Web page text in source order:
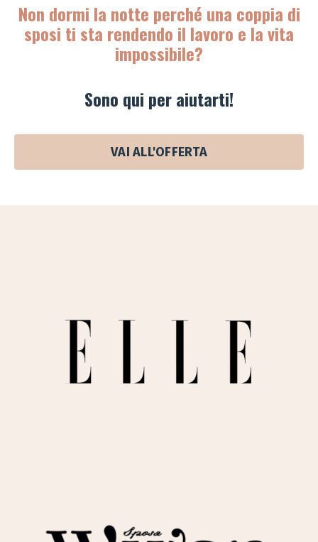
Non dormi la notte perché una coppia di
sposi ti sta rendendo il lavoro e la vita
impossibile?
Sono qui per aiutarti!
VAI ALL'OFFERTA